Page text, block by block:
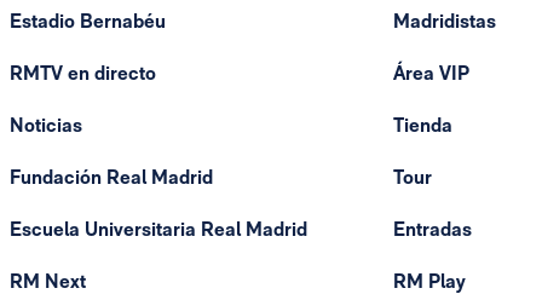
Estadio Bernabéu
RMTV en directo
Noticias
Fundación Real Madrid
Escuela Universitaria Real Madrid
RM Next
Madridistas
Área VIP
Tienda
Tour
Entradas
RM Play